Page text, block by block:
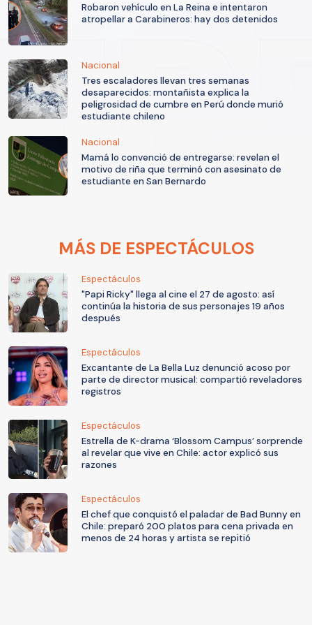
Robaron vehículo en La Reina e intentaron
atropellar a Carabineros: hay dos detenidos
Nacional
Tres escaladores llevan tres semanas
desaparecidos: montañista explica la
peligrosidad de cumbre en Perú donde murió
estudiante chileno
Nacional
Mamá lo convenció de entregarse: revelan el
motivo de riña que terminó con asesinato de
estudiante en San Bernardo
MÁS DE ESPECTÁCULOS
Espectáculos
"Papi Ricky" llega al cine el 27 de agosto: así
continúa la historia de sus personajes 19 años
después
Espectáculos
Excantante de La Bella Luz denunció acoso por
parte de director musical: compartió reveladores
registros
Espectáculos
Estrella de K-drama ‘Blossom Campus’ sorprende
al revelar que vive en Chile: actor explicó sus
razones
Espectáculos
El chef que conquistó el paladar de Bad Bunny en
Chile: preparó 200 platos para cena privada en
menos de 24 horas y artista se repitió